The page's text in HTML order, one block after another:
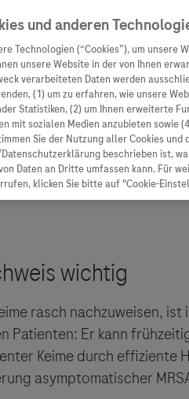
Zukunftslabor
Diagnostik ist
Klinische Studien
rasch nachzuweisen,
Patienten: Er kann
Keime durch effiziente
asymptomatischer
und anderen
Technologien (“Cookies”), um unsere
unsere Website in der von Ihnen
verarbeiteten Daten werden
(1) um zu erfahren, wie unsere
Statistiken, (2) um Ihnen erweiterte
mit sozialen Medien anzubieten sowie
Sie der Nutzung aller Cookies
beschrieben ist,
Daten an Dritte umfassen kann. Für
klicken Sie bitte auf "Cookie-